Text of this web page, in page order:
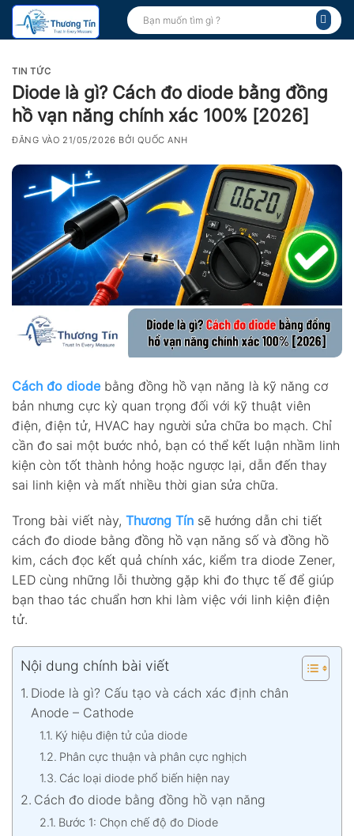
Bỏ
qua
dung
Tìm
kiếm:
TIN TỨC
Diode là gì? Cách đo diode bằng đồng
hồ vạn năng chính xác 100% [2026]
ĐĂNG VÀO 21/05/2026 BỞIQUỐC ANH
Cách đo diodebằng đồng hồ vạn năng là kỹ năng cơ
bản nhưng cực kỳ quan trọng đối với kỹ thuật viên
điện, điện tử, HVAC hay người sửa chữa bo mạch. Chỉ
cần đo sai một bước nhỏ, bạn có thể kết luận nhầm linh
kiện còn tốt thành hỏng hoặc ngược lại, dẫn đến thay
sai linh kiện và mất nhiều thời gian sửa chữa.
Trong bài viết này, Thương Tín sẽ hướng dẫn chi tiết
cách đo diode bằng đồng hồ vạn năng số và đồng hồ
kim, cách đọc kết quả chính xác, kiểm tra diode Zener,
LED cùng những lỗi thường gặp khi đo thực tế để giúp
bạn thao tác chuẩn hơn khi làm việc với linh kiện điện
tử.
Nội dung chính bài viết
Diode là gì? Cấu tạo và cách xác định chân
Anode – Cathode
Ký hiệu điện tử của diode
Phân cực thuận và phân cực nghịch
Các loại diode phổ biến hiện nay
Cách đo diode bằng đồng hồ vạn năng
Bước 1: Chọn chế độ đo Diode